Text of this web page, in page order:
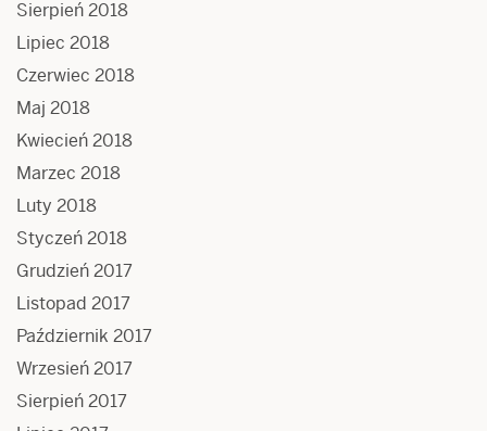
Sierpień 2018
Lipiec 2018
Czerwiec 2018
Maj 2018
Kwiecień 2018
Marzec 2018
Luty 2018
Styczeń 2018
Grudzień 2017
Listopad 2017
Październik 2017
Wrzesień 2017
Sierpień 2017